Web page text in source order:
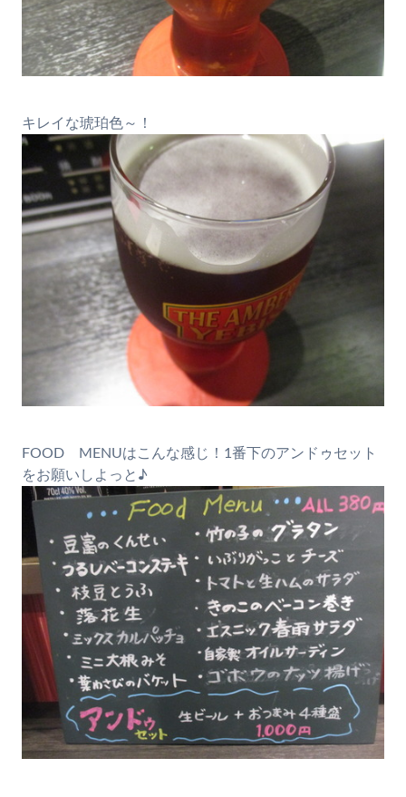
キレイな琥珀色～！
FOOD MENUはこんな感じ！1番下のアンドゥセット
をお願いしよっと♪